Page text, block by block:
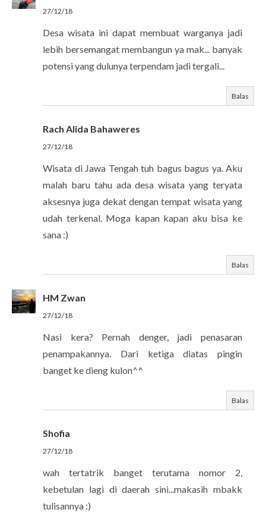
27/12/18
Desa wisata ini dapat membuat warganya jadi
lebih bersemangat membangun ya mak... banyak
potensi yang dulunya terpendam jadi tergali...
Balas
Rach Alida Bahaweres
27/12/18
Wisata di Jawa Tengah tuh bagus bagus ya. Aku
malah baru tahu ada desa wisata yang teryata
aksesnya juga dekat dengan tempat wisata yang
udah terkenal. Moga kapan kapan aku bisa ke
sana :)
Balas
HM Zwan
27/12/18
Nasi kera? Pernah denger, jadi penasaran
penampakannya. Dari ketiga diatas pingin
banget ke dieng kulon^^
Balas
Shofia
27/12/18
wah tertatrik banget terutama nomor 2,
kebetulan lagi di daerah sini...makasih mbakk
tulisannya :)